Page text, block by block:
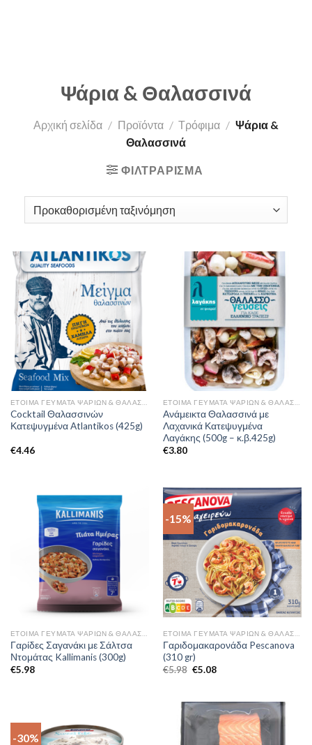
Ψάρια & Θαλασσινά
Αρχική σελίδα / Προϊόντα / Τρόφιμα / Ψάρια &
Θαλασσινά
ΦΙΛΤΡΆΡΙΣΜΑ
Cocktail Θαλασσινών
Κατεψυγμένα Atlantikos (425g)
€4.46
Ανάμεικτα Θαλασσινά με
Λαχανικά Κατεψυγμένα
Λαγάκης (500g – κ.β.425g)
€3.80
Γαρίδες Σαγανάκι με Σάλτσα
Ντομάτας Kallimanis (300g)
€5.98
-15%
Γαριδομακαρονάδα Pescanova
(310 gr)
€5.98 €5.08
-30%